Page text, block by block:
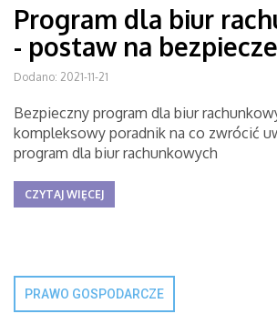
Program dla biur
- postaw na
Dodano: 2021-11-21
Bezpieczny program dla biur
kompleksowy poradnik na co zwrócić
program dla biur rachunkowych
CZYTAJ WIĘCEJ
PRAWO GOSPODARCZE